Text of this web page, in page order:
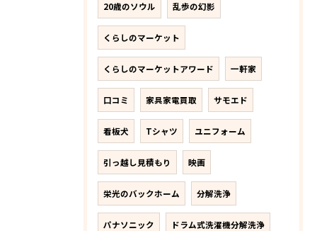
20歳のソウル 乱歩の幻影
くらしのマーケット
くらしのマーケットアワード 一軒家
口コミ 家具家電買取 サモエド
看板犬 Tシャツ ユニフォーム
引っ越し見積もり 映画
栄光のバックホーム 分解洗浄
パナソニック ドラム式洗濯機分解洗浄